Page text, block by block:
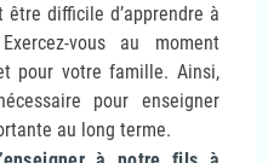
être difficile d’apprendre à
vous au moment
pour votre famille. Ainsi,
pour enseigner
au long terme.